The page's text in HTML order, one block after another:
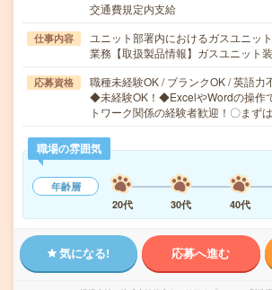
交通費規定内支給
仕事内容
ユニット部署内におけるガスユニッ
業務【取扱製品情報】ガスユニット
応募資格
職種未経験OK / ブランクOK / 英語力
◆未経験OK！◆ExcelやWordの操作
トワーク関係の経験者歓迎！〇まず
職場の雰囲気
年齢層
20代
30代 40代
気になる! 応募へ進む